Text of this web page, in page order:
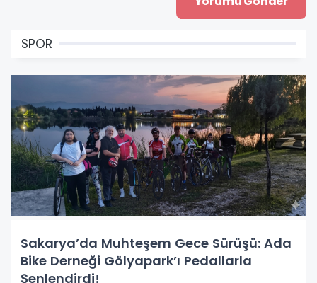
SPOR
Sakarya’da Muhteşem Gece Sürüşü: Ada
Bike Derneği Gölyapark’ı Pedallarla
Şenlendirdi!